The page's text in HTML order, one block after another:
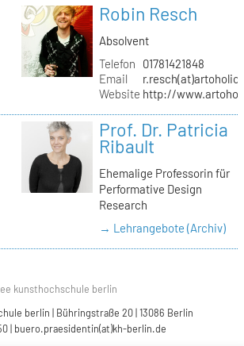
Robin Resch
Absolvent
Telefon
01781421848
Email
Website http://
Prof. Dr. Patricia
Ribault
Ehemalige Professorin für
Performative Design
Research
→ Lehrangebote (Archiv)
kunsthochschule berlin
berlin | Bühringstraße 20 | 13086 Berlin
| buero.praesidentin(at)kh-berlin.de